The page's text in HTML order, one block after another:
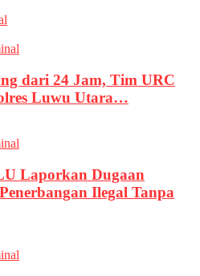
dari 24 Jam, Tim URC
Luwu Utara…
Laporkan Dugaan
Ilegal Tanpa